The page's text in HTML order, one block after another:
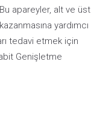
apareyler, alt ve üst
yardımcı
tedavi etmek için
Genişletme